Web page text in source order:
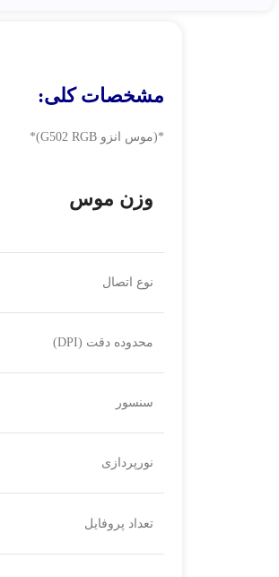
مشخصات کلی:
*(موس انزو G502 RGB)*
وزن موس
نوع اتصال
محدوده دقت (DPI)
سنسور
نورپردازی
تعداد پروفایل